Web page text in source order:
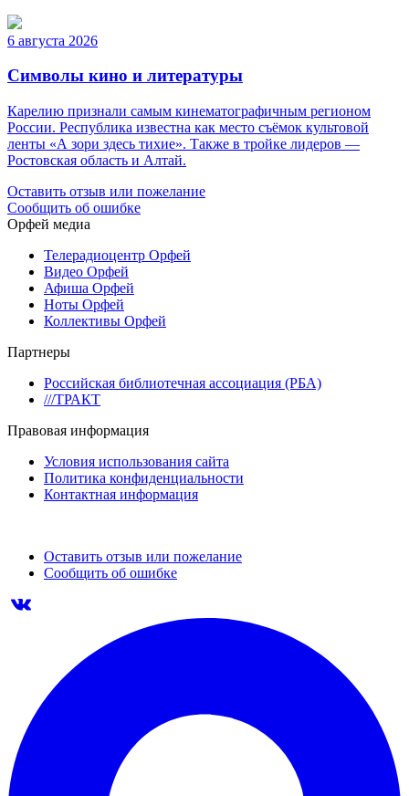
6 августа 2026
Символы кино и литературы
Карелию признали самым кинематографичным регионом
России. Республика известна как место съёмок культовой
ленты «А зори здесь тихие». Также в тройке лидеров —
Ростовская область и Алтай.
Оставить отзыв или пожелание
Сообщить об ошибке
Орфей медиа
Телерадиоцентр Орфей
Видео Орфей
Афиша Орфей
Ноты Орфей
Коллективы Орфей
Партнеры
Российская библиотечная ассоциация (РБА)
///ТРАКТ
Правовая информация
Условия использования сайта
Политика конфиденциальности
Контактная информация
Оставить отзыв или пожелание
Сообщить об ошибке